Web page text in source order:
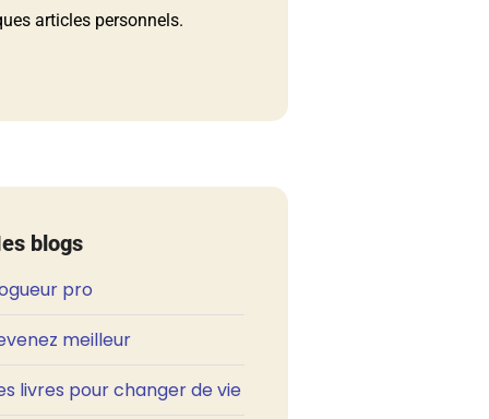
articles personnels.
blogs
pro
meilleur
livres pour changer de vie